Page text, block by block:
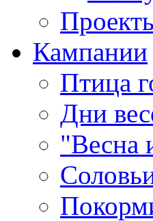
Кампании
Птица
Дни
"Весна